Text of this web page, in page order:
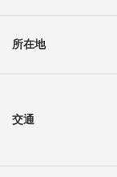
所在地
交通